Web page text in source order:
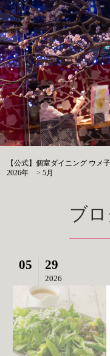
【公式】個室ダイニング ウメ
2026年
>5月
ブ
05 29
2026